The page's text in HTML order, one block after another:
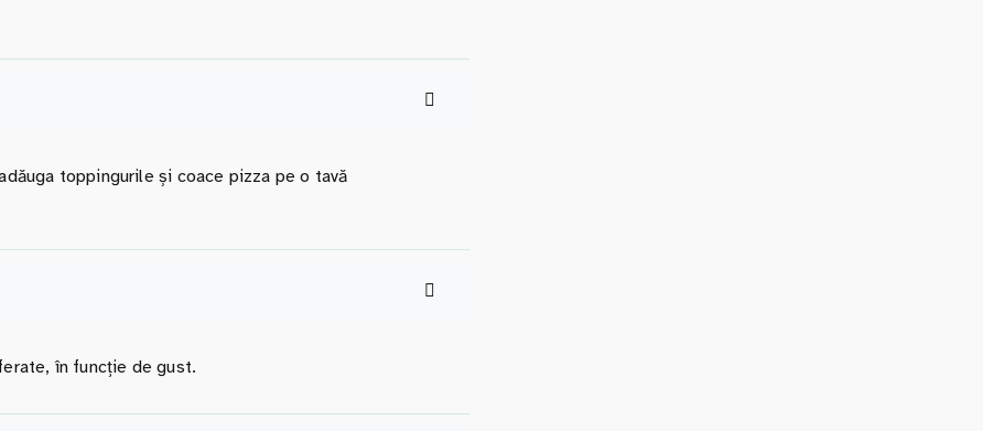
toppingurile și coace pizza pe o tavă
în funcție de gust.